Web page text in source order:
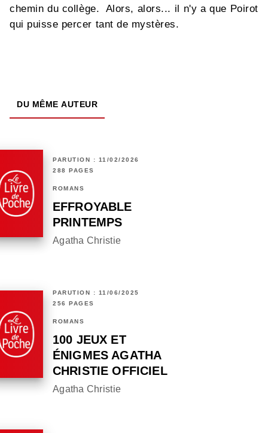
chemin du collège. Alors, alors... il n'y a que Poirot
qui puisse percer tant de mystères.
DU MÊME AUTEUR
PARUTION : 11/02/2026
288 PAGES
ROMANS
EFFROYABLE
PRINTEMPS
Agatha Christie
PARUTION : 11/06/2025
256 PAGES
ROMANS
100 JEUX ET
ÉNIGMES AGATHA
CHRISTIE OFFICIEL
Agatha Christie